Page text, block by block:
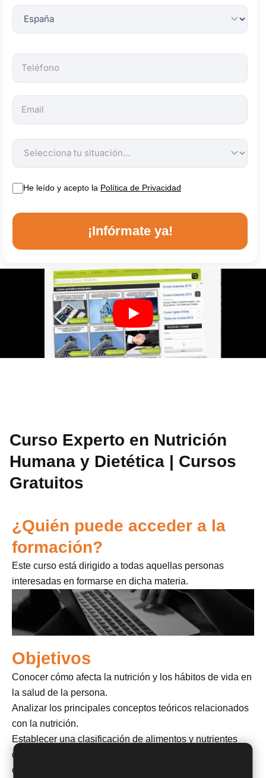
He leído y acepto la Política de Privacidad
¡Infórmate ya!
Curso Experto en Nutrición
Humana y Dietética | Cursos
Gratuitos
¿Quién puede acceder a la
formación?
Este curso está dirigido a todas aquellas personas
interesadas en formarse en dicha materia.
Objetivos
Conocer cómo afecta la nutrición y los hábitos de vida en
la salud de la persona.
Analizar los principales conceptos teóricos relacionados
con la nutrición.
Establecer una clasificación de alimentos y nutrientes
que permita diferenciar las características que posee
cada uno de ellos.